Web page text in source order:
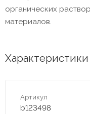
органических
материалов.
Характеристики
Артикул
b123498